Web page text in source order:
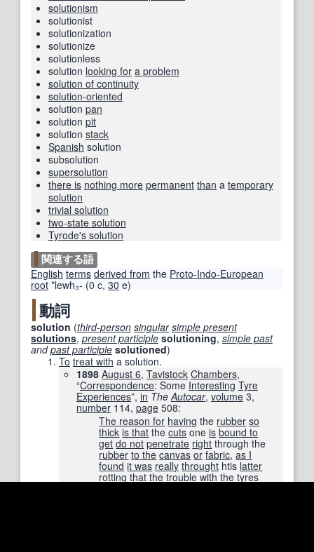
solutionism
solutionist
solutionization
solutionize
solutionless
solution looking for a problem
solution of continuity
solution-oriented
solution pan
solution pit
solution stack
Spanish solution
subsolution
supersolution
there is nothing more permanent than a temporary
solution
trivial solution
two-state solution
Tyrode's solution
関連する語
English terms derived from the Proto-Indo-European
root *lewh₃- (0 c, 30 e)
動詞
solution (third-person singular simple present
solutions, present participle solutioning, simple past
andpast participle solutioned)
To treat with a solution.
1898 August 6, Tavistock Chambers,
“Correspondence: Some Interesting Tyre
Experiences”, in TheAutocar, volume 3,
number 114, page 508:
The reason for having the rubber so
thick is that thecuts oneis bound to
get do not penetrate right through the
rubber to the canvas or fabric,as I
found it was really throught htis latter
rotting that thetrouble with thetyres